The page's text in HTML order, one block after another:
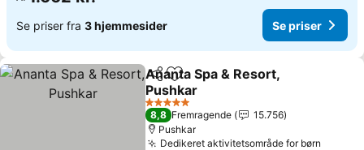
Se priser fra 3 hjemmesider Se priser
Del Føj til favoritter
Ananta Spa & Resort,
Pushkar
5 Stjerner
8,8 Fremragende
15.756
Pushkar
Dedikeret aktivitetsområde for børn